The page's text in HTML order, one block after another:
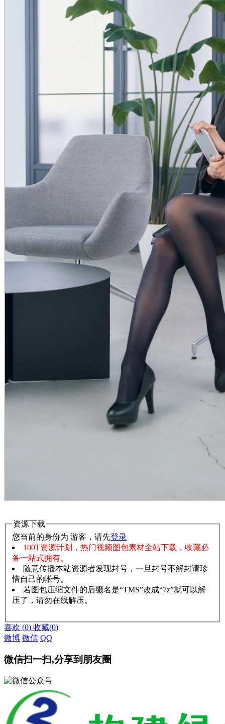
资源下载
您当前的身份为 游客，请先登录
100T资源计划，热门视频图包素材全站下载，收藏必
备一站式拥有。
随意传播本站资源者发现封号，一旦封号不解封请珍
惜自己的帐号。
若图包压缩文件的后缀名是“TMS”改成“7z”就可以解
压了，请勿在线解压。
喜欢 (0) 收藏(0)
微博 微信 QQ
微信扫一扫,分享到朋友圈